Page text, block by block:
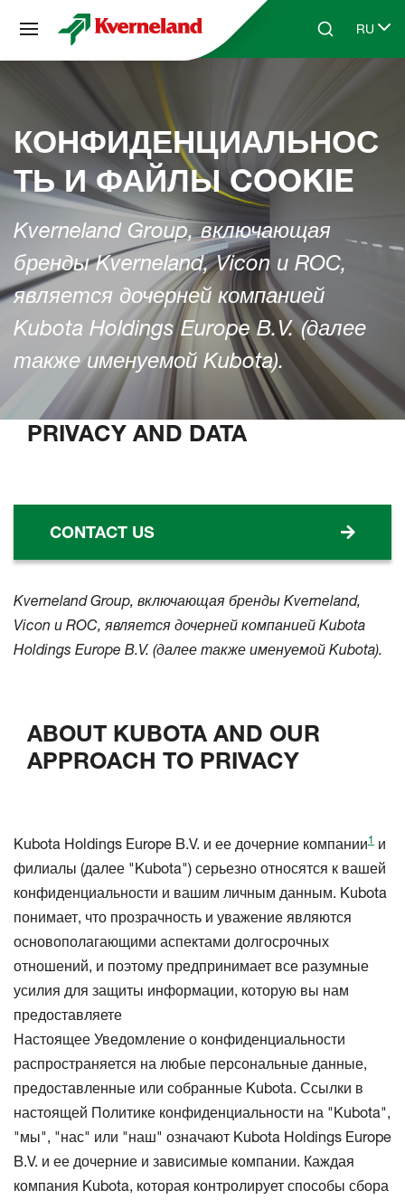
Skip to main contentSearchRU
Select
КОНФИДЕНЦИАЛЬНОС
ТЬ И ФАЙЛЫ COOKIE
Kverneland Group, включающая
бренды Kverneland, Vicon и ROC,
является дочерней компанией
Kubota Holdings Europe B.V. (далее
также именуемой Kubota).
PRIVACY AND DATA
CONTACT US
Kverneland Group, включающая бренды Kverneland,
Vicon и ROC, является дочерней компанией Kubota
Holdings Europe B.V. (далее также именуемой Kubota).
ABOUT KUBOTA AND OUR
APPROACH TO PRIVACY
Kubota Holdings Europe B.V. и ее дочерние компании1 и
филиалы (далее "Kubota") серьезно относятся к вашей
конфиденциальности и вашим личным данным. Kubota
понимает, что прозрачность и уважение являются
основополагающими аспектами долгосрочных
отношений, и поэтому предпринимает все разумные
усилия для защиты информации, которую вы нам
предоставляете
Настоящее Уведомление о конфиденциальности
распространяется на любые персональные данные,
предоставленные или собранные Kubota. Ссылки в
настоящей Политике конфиденциальности на "Kubota",
"мы", "нас" или "наш" означают Kubota Holdings Europe
B.V. и ее дочерние и зависимые компании. Каждая
компания Kubota, которая контролирует способы сбора
Панель управления cookies